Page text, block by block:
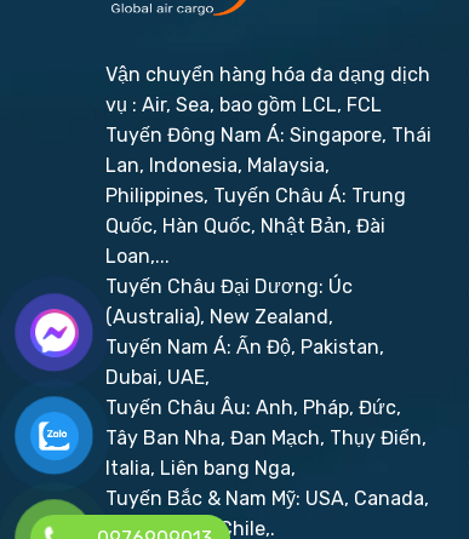
Vận chuyển hàng hóa đa dạng dịch
vụ : Air, Sea, bao gồm LCL, FCL
Tuyến Đông Nam Á: Singapore, Thái
Lan, Indonesia, Malaysia,
Philippines, Tuyến Châu Á: Trung
Quốc, Hàn Quốc, Nhật Bản, Đài
Loan,...
Tuyến Châu Đại Dương: Úc
(Australia), New Zealand,
Tuyến Nam Á: Ấn Độ, Pakistan,
Dubai, UAE,
Tuyến Châu Âu: Anh, Pháp, Đức,
Tây Ban Nha, Đan Mạch, Thụy Điển,
Italia, Liên bang Nga,
Tuyến Bắc & Nam Mỹ: USA, Canada,
Brazil, Peru, Chile,.